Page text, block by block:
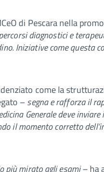
di Pescara nella
diagnostici e
Iniziative come questa
come la
–segna e rafforza il
Generale deve
il momento corretto
più mirato agli esami– ha